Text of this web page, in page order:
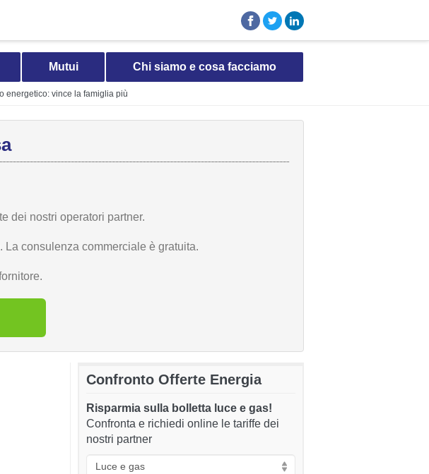
Mutui Chi siamo e cosa facciamo
energetico: vince la famiglia più
dei nostri operatori partner.
consulenza commerciale è gratuita.
Confronto Offerte Energia
Risparmia sulla bolletta luce e gas!
Confronta e richiedi online le tariffe dei
nostri partner